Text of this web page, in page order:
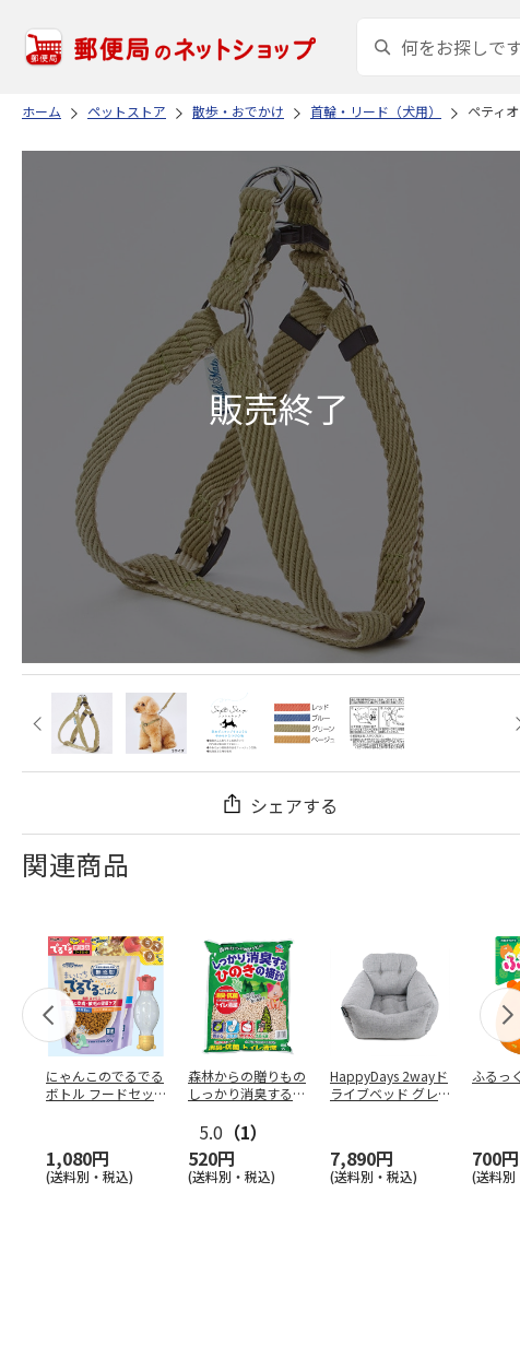
ホーム ペットストア 散歩・おでかけ 首輪・リード（犬用） ペティ
シェアする
関連商品
にゃんこのでるでる
ボトル フードセッ
1,080円
(送料別・税込)
森林からの贈りもの
しっかり消臭するひ
5.0 （1）
520円
(送料別・税込)
HappyDays 2wayド
ライブベッド グレ
7,890円
(送料別・税込)
ふるっ
700円
(送料別